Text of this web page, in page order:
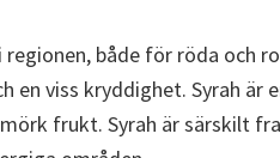
både för röda och
viss kryddighet. Syrah är
frukt. Syrah är särskilt